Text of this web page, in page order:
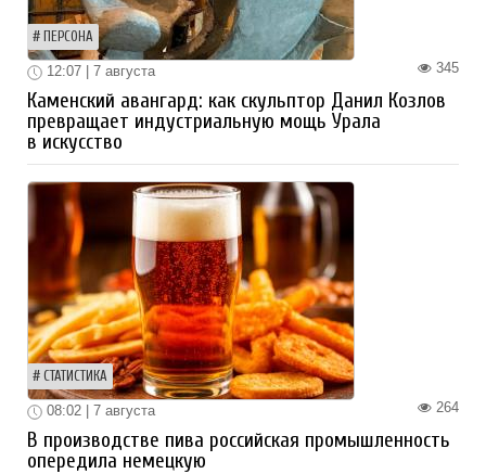
ПЕРСОНА
345
12:07 | 7 августа
Каменский авангард: как скульптор Данил Козлов
превращает индустриальную мощь Урала
в искусство
СТАТИСТИКА
264
08:02 | 7 августа
В производстве пива российская промышленность
опередила немецкую